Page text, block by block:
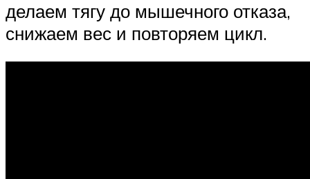
делаем тягу до мышечного отказа,
снижаем вес и повторяем цикл.